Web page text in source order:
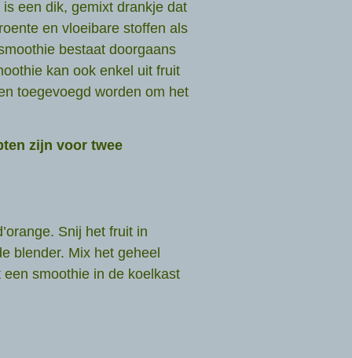
een dik, gemixt drankje dat
en vloeibare stoffen als
bestaat doorgaans
kan ook enkel uit fruit
toegevoegd worden om het
zijn voor twee
Snij het fruit in
blender. Mix het geheel
smoothie in de koelkast